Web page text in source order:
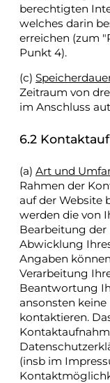
berechtigten
welches darin
erreichen (zum
Punkt 4).
(c)
Zeitraum von
im Anschluss
6.2
(a) Art und
Rahmen der
auf der Website
werden die von
Bearbeitung
Abwicklung
Angaben
Verarbeitung
Beantwortung
ansonsten
kontaktieren.
(insb im